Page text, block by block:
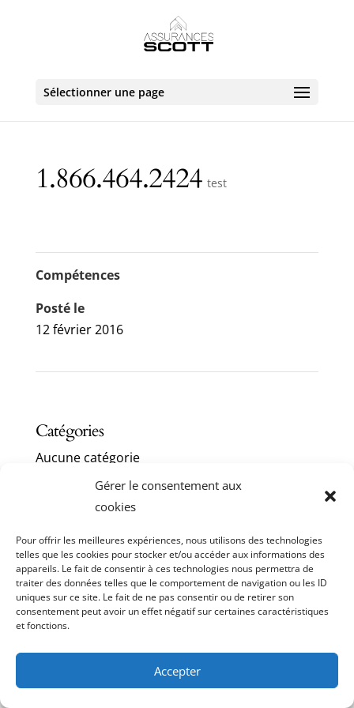
Gérer le consentement aux
cookies
Pour offrir les meilleures expériences, nous utilisons des technologies
telles que les cookies pour stocker et/ou accéder aux informations des
appareils. Le fait de consentir à ces technologies nous permettra de
traiter des données telles que le comportement de navigation ou les ID
uniques sur ce site. Le fait de ne pas consentir ou de retirer son
consentement peut avoir un effet négatif sur certaines caractéristiques
et fonctions.
Accepter
Sélectionner une page
1.866.464.2424 test
Compétences
Posté le
12 février 2016
Catégories
Aucune catégorie